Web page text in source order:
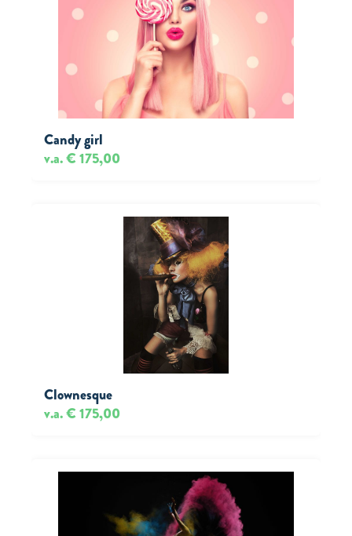
Candy girl
v.a. € 175,00
Clownesque
v.a. € 175,00